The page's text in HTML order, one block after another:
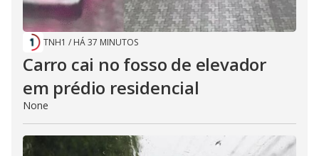
TNH1 / HÁ 37 MINUTOS
Carro cai no fosso de elevador
em prédio residencial
None